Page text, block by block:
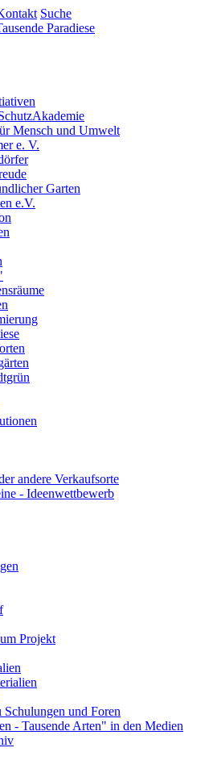
Suche
Mensch und Umwelt
e. V.
Garten
e.V.
andere Verkaufsorte
- Ideenwettbewerb
Projekt
Schulungen und Foren
- Tausende Arten" in den Medien